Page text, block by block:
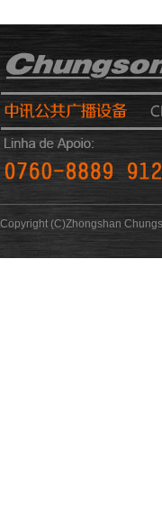
Copyright (C)Zhongshan